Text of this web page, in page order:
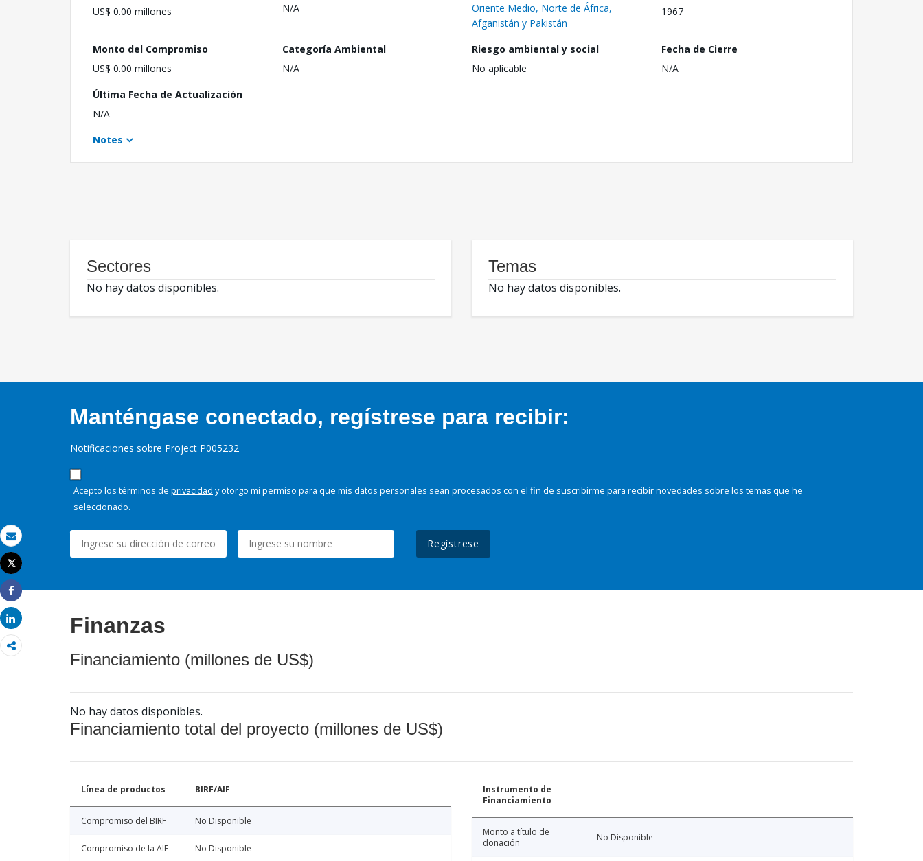
Correo electrónico
Imprimir
Tweet
Share
Share
US$ 0.00 millones
N/A
Oriente Medio, Norte de África,
Afganistán y Pakistán
1967
Monto del Compromiso
US$ 0.00 millones
Categoría Ambiental
N/A
Riesgo ambiental y social
No aplicable
Fecha de Cierre
N/A
Última Fecha de Actualización
N/A
Notes
Sectores
No hay datos disponibles.
Temas
No hay datos disponibles.
Manténgase conectado, regístrese para recibir:
Notificaciones sobre Project P005232
Acepto los términos de privacidad y otorgo mi permiso para que mis datos personales sean procesados con el fin de suscribirme para recibir novedades sobre los temas que he
seleccionado.
Regístrese
Finanzas
Financiamiento (millones de US$)
No hay datos disponibles.
Financiamiento total del proyecto (millones de US$)
Línea de productos BIRF/AIF
Compromiso del BIRF No Disponible
Compromiso de la AIF No Disponible
Instrumento de
Financiamiento
Monto a título de
donación
No Disponible